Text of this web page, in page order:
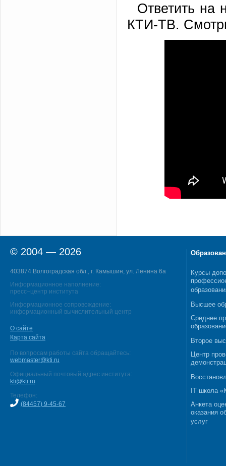
Ответить на
КТИ-ТВ.
© 2004 — 2026
403874 Волгоградская обл., г. Камышин, ул. Ленина 6а
Информационное наполнение:
пресс–центр института
Информационное сопровождение:
информационный вычислительный центр
О сайте
Карта сайта
По вопросам работы сайта обращайтесь:
webmaster@kti.ru
Официальный почтовый адрес института:
kti@kti.ru
Телефон:
(84457) 9-45-67
Курсы
Высшее
Среднее
Второе
Центр
IT школа
Анкета
оказания
услуг